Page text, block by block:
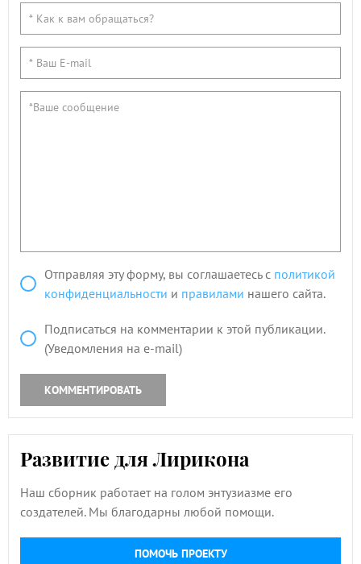
Отправляя эту форму, вы соглашаетесь с политикой
конфиденциальности и правилами нашего сайта.
Подписаться на комментарии к этой публикации.
(Уведомления на e-mail)
КОММЕНТИРОВАТЬ
Развитие для Лирикона
Наш сборник работает на голом энтузиазме его
создателей. Мы благодарны любой помощи.
ПОМОЧЬ ПРОЕКТУ